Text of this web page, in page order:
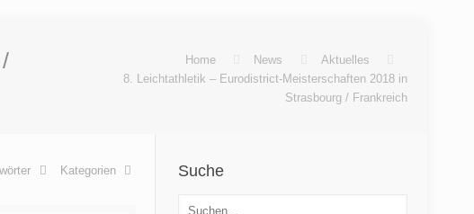
Home News
Aktuelles
8. Leichtathletik – Eurodistrict-Meisterschaften 2018 in
Strasbourg / Frankreich
Kategorien Suche